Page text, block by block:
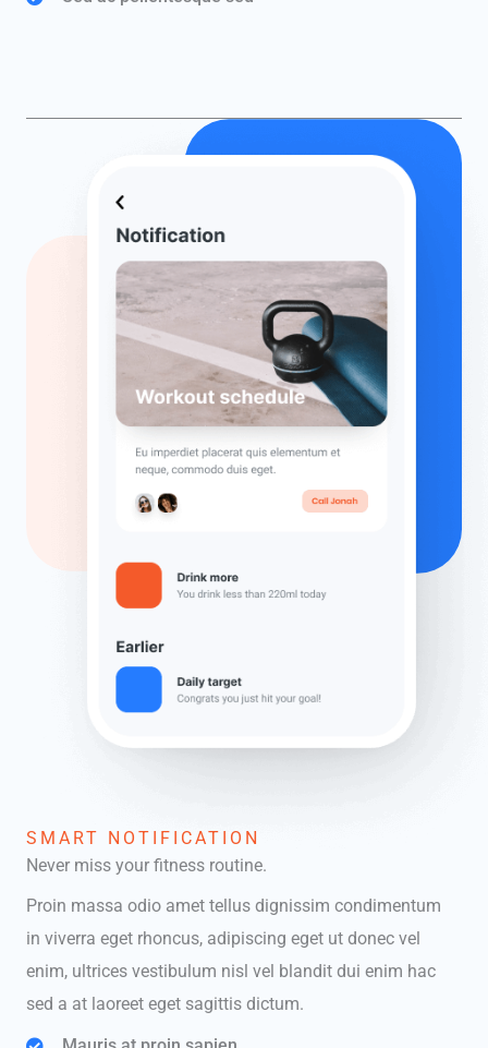
SMART NOTIFICATION
Never miss your fitness routine.
Proin massa odio amet tellus dignissim condimentum
in viverra eget rhoncus, adipiscing eget ut donec vel
enim, ultrices vestibulum nisl vel blandit dui enim hac
sed a at laoreet eget sagittis dictum.